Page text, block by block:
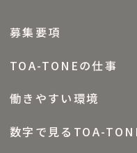
募集要項
TOA-TONEの仕事
働きやすい環境
数字で見るTOA-